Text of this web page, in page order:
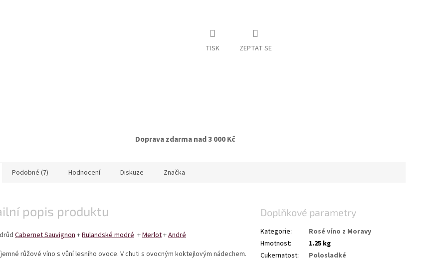
TISK ZEPTAT SE
Doprava zdarma nad 3 000 Kč
Podobné (7) Hodnocení Diskuze Značka
popis produktu
Cabernet Sauvignon+Rulandské modré +Merlot+André
růžové víno s vůní lesního ovoce. V chuti s ovocným koktejlovým nádechem.
Doplňkové parametry
Kategorie:
Rosé víno z Moravy
Hmotnost:
1.25 kg
Cukernatost: Polosladké